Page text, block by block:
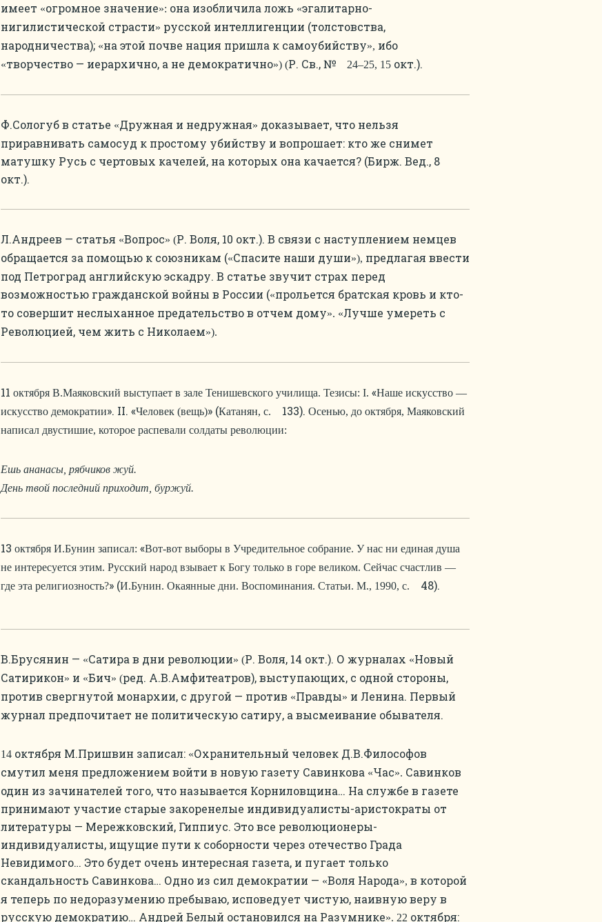
имеет «огромное значение»: она изобличила ложь «эгалитарно-
нигилистической страсти» русской интеллигенции (толстовства,
народничества); «на этой почве нация пришла к самоубийству», ибо
«творчество — иерархично, а не демократично») (Р. Св., № 24–25, 15 окт.).
Ф.Сологуб в статье «Дружная и недружная» доказывает, что нельзя
приравнивать самосуд к простому убийству и вопрошает: кто же снимет
матушку Русь с чертовых качелей, на которых она качается? (Бирж. Вед., 8
окт.).
Л.Андреев — статья «Вопрос» (Р. Воля, 10 окт.). В связи с наступлением немцев
обращается за помощью к союзникам («Спасите наши души»), предлагая ввести
под Петроград английскую эскадру. В статье звучит страх перед
возможностью гражданской войны в России («прольется братская кровь и кто-
то совершит неслыханное предательство в отчем дому». «Лучше умереть с
Революцией, чем жить с Николаем»).
11 октября В.Маяковский выступает в зале Тенишевского училища. Тезисы: I. «Наше искусство —
искусство демократии». II. «Человек (вещь)» (Катанян, с. 133). Осенью, до октября, Маяковский
написал двустишие, которое распевали солдаты революции:
Ешь ананасы, рябчиков жуй.
День твой последний приходит, буржуй.
13 октября И.Бунин записал: «Вот-вот выборы в Учредительное собрание. У нас ни единая душа
не интересуется этим. Русский народ взывает к Богу только в горе великом. Сейчас счастлив —
где эта религиозность?» (И.Бунин. Окаянные дни. Воспоминания. Статьи. М., 1990, с. 48).
В.Брусянин — «Сатира в дни революции» (Р. Воля, 14 окт.). О журналах «Новый
Сатирикон» и «Бич» (ред. А.В.Амфитеатров), выступающих, с одной стороны,
против свергнутой монархии, с другой — против «Правды» и Ленина. Первый
журнал предпочитает не политическую сатиру, а высмеивание обывателя.
14 октября М.Пришвин записал: «Охранительный человек Д.В.Философов
смутил меня предложением войти в новую газету Савинкова «Час». Савинков
один из зачинателей того, что называется Корниловщина… На службе в газете
принимают участие старые закоренелые индивидуалисты-аристократы от
литературы — Мережковский, Гиппиус. Это все революционеры-
индивидуалисты, ищущие пути к соборности через отечество Града
Невидимого… Это будет очень интересная газета, и пугает только
скандальность Савинкова… Одно из сил демократии — «Воля Народа», в которой
я теперь по недоразумению пребываю, исповедует чистую, наивную веру в
русскую демократию… Андрей Белый остановился на Разумнике». 22 октября: